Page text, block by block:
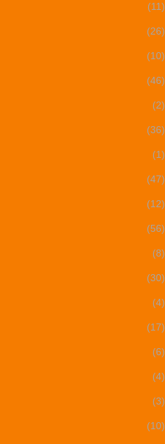
(11)
(26)
(10)
(46)
(2)
(36)
(1)
(47)
(12)
(56)
(8)
(30)
(4)
(17)
(6)
(4)
(3)
(10)